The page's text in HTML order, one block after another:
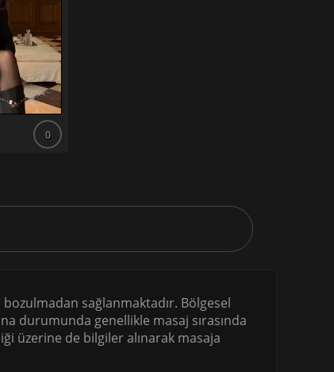
0
sağlanmaktadır. Bölgesel
durumunda genellikle masaj sırasında
üzerine de bilgiler alınarak masaja